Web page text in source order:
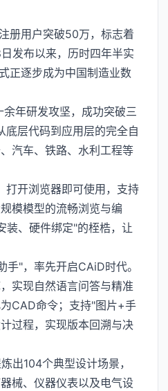
册用户突破50万，标志着
发布以来，历时四年半实
正逐步成为中国制造业数
年研发攻坚，成功突破三
层代码到应用层的完全自
汽车、铁路、水利工程等
开浏览器即可使用，支持
模模型的流畅浏览与编
装、硬件绑定"的桎梏，让
"，率先开启CAiD时代。
实现自然语言问答与精准
CAD命令；支持"图片+手
过程，实现版本回溯与决
出104个典型设计场景，
械、仪器仪表以及电气设